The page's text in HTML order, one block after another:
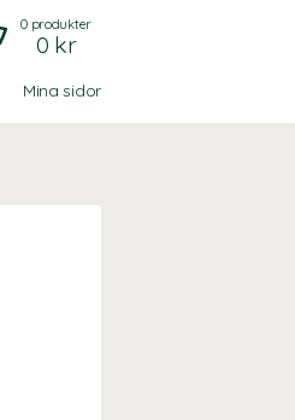
0produkter
0 kr
Mina sidor